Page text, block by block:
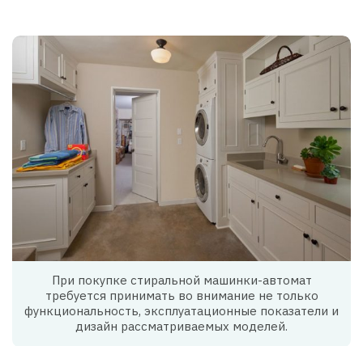
При покупке стиральной машинки-автомат
требуется принимать во внимание не только
функциональность, эксплуатационные показатели и
дизайн рассматриваемых моделей.